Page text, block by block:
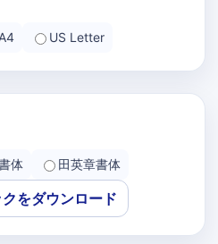
A4 US Letter
体 田英章書体
をダウンロード